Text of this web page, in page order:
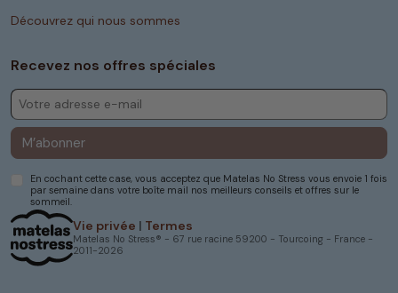
Vie privée | Termes
Matelas No Stress® - 67 rue racine 59200 - Tourcoing - France -
2011-2026
Découvrez qui nous sommes
Recevez nos offres spéciales
M’abonner
En cochant cette case, vous acceptez que Matelas No Stress vous envoie 1 fois
par semaine dans votre boîte mail nos meilleurs conseils et offres sur le
sommeil.